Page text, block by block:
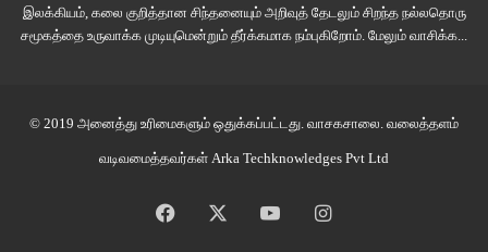
நாலு மணி நேரமும் ஏசி, இன்டர்நெட் அது இதுனு சும்ம அளந்து விட்டேன்
வெளிநாட்டுல வேலை செய்யிற முக்கவாசி பேர் உருட்டுற உருட்ட நம்பி ஏமாந்த
மனுச மக்க கால்ல றெக்க கட்டிட்டு பறப்பாங்க, பாரு கார், பஸ் தோத்துப்
போயிரும்னு சொல்லிட்டு இருக்கும்போதே, ‘கழிச்சல்ல போவ, பாடையில போவ,
தூரமா? மனுச மக்கள சொல்லி குத்தமில்ல காலம் கலிகாலமா போச்சு, உலகம்
இலக்கியம், கலை குறித்தான சிந்தனையும் அறிவுத் தேடலும் சிறந்த நல்லதொரு
சமூகத்தை உருவாக்க முடியுமென்றும் தீர்க்கமாக நம்புகிறோம். மேலும் வாசிக்க...
© 2019 அனைத்து உரிமைகளும் ஒதுக்கப்பட்டது. வாசகசாலை. வலைத்தளம்
வடிவமைத்தவர்கள் Arka Techknowledges Pvt Ltd
Facebook YouTubeInstagram